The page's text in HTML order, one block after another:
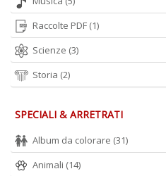
Raccolte PDF (1)
Scienze (3)
Storia (2)
SPECIALI & ARRETRATI
Album da colorare (31)
Animali (14)